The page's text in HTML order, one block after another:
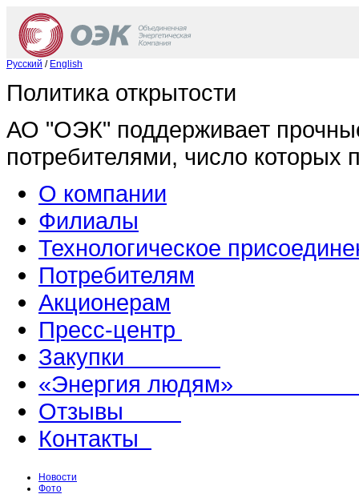
Русский / English
Политика открытости
АО "ОЭК" поддерживает
потребителями, число которых
О компании
Филиалы
Технологическое
Потребителям
Акционерам
Пресс-центр
Закупки
«Энергия
Отзывы
Контакты
Новости
Фото